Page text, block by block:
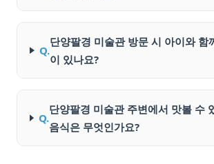
Q.
단양팔경 미술관 방문 시 아이와 함
이 있나요?
Q.
단양팔경 미술관 주변에서 맛볼 수
음식은 무엇인가요?